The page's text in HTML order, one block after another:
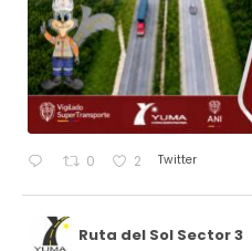
0 2 Twitter
Ruta del Sol Sector 3